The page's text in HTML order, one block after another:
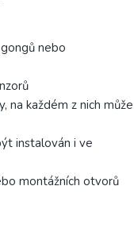
nebo
na každém z nich může
instalován i ve
montážních otvorů